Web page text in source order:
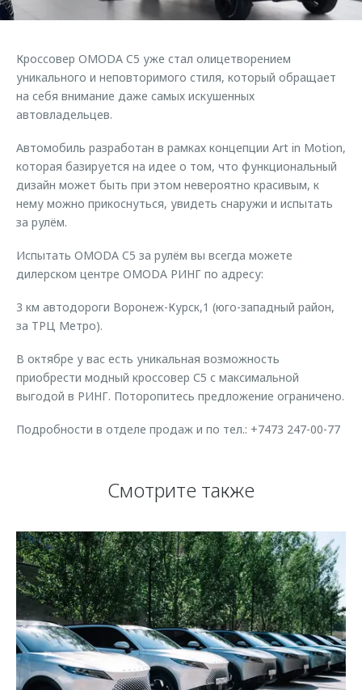
Аксессуары
Одежда и сувениры
Оригинальные аксессуары
Запчасти
Трейд-ин
Калькулятор трейд-ин
Клиентская поддержка
Клуб владельцев OMODA
Приложение O&J
Одежда и сувениры
Оригинальные аксессуары
Запчасти
Обратная связь
Кроссовер OMODA C5 уже стал олицетворением
уникального и неповторимого стиля, который обращает
на себя внимание даже самых искушенных
автовладельцев.
Автомобиль разработан в рамках концепции Art in Motion,
которая базируется на идее о том, что функциональный
дизайн может быть при этом невероятно красивым, к
нему можно прикоснуться, увидеть снаружи и испытать
за рулём.
Испытать OMODA C5 за рулём вы всегда можете
дилерском центре OMODA РИНГ по адресу:
3 км автодороги Воронеж-Курск,1 (юго-западный район,
за ТРЦ Метро).
В октябре у вас есть уникальная возможность
приобрести модный кроссовер С5 с максимальной
выгодой в РИНГ. Поторопитесь предложение ограничено.
Подробности в отделе продаж и по тел.: +7473 247-00-77
Смотрите также